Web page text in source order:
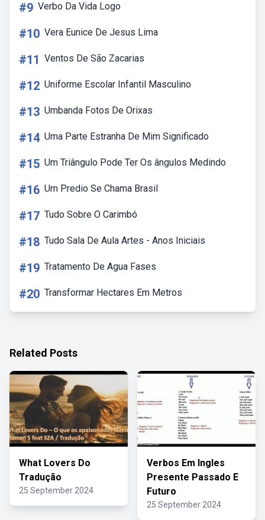
#9 Verbo Da Vida Logo
#10 Vera Eunice De Jesus Lima
#11 Ventos De São Zacarias
#12 Uniforme Escolar Infantil Masculino
#13 Umbanda Fotos De Orixas
#14 Uma Parte Estranha De Mim Significado
#15 Um Triângulo Pode Ter Os ângulos Medindo
#16 Um Predio Se Chama Brasil
#17 Tudo Sobre O Carimbó
#18 Tudo Sala De Aula Artes - Anos Iniciais
#19 Tratamento De Agua Fases
#20 Transformar Hectares Em Metros
Related Posts
What Lovers Do
Tradução
25 September 2024
Verbos Em Ingles
Presente Passado E
Futuro
25 September 2024